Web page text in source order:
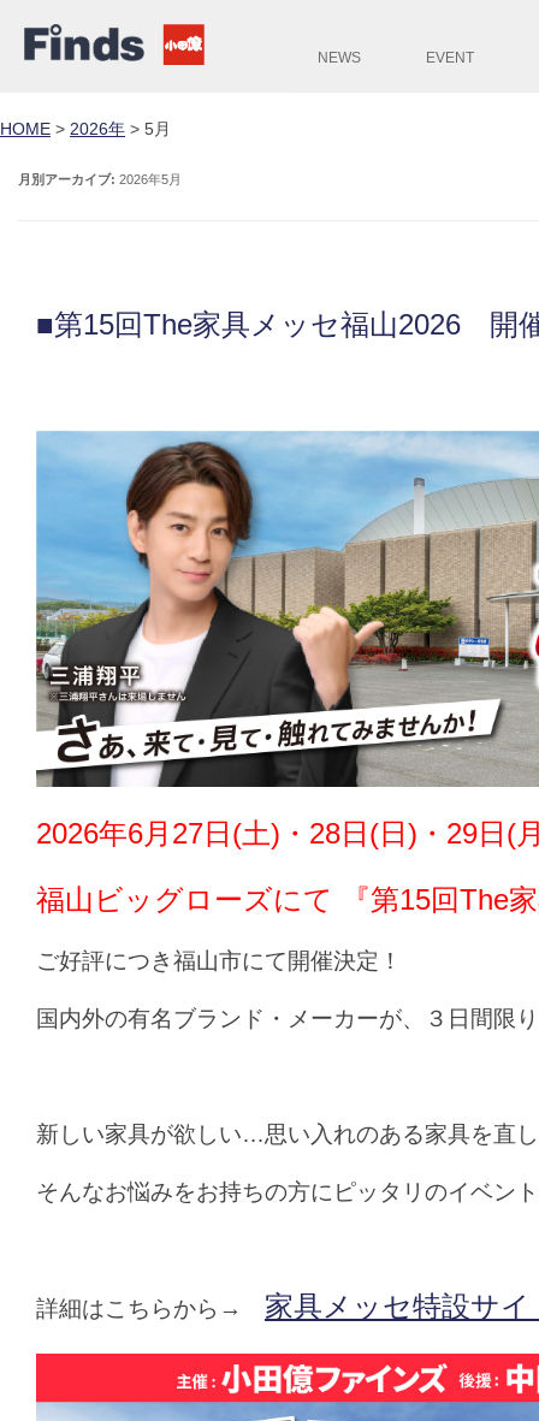
NEWS EVENT
HOME > 2026年 > 5月
月別アーカイブ: 2026年5月
■第15回The家具メッセ福山2026 開
2026年6月27日(土)・28日(日)・29日(
福山ビッグローズにて 『第15回The
ご好評につき福山市にて開催決定！
国内外の有名ブランド・メーカーが、３日間限
新しい家具が欲しい…思い入れのある家具を直
そんなお悩みをお持ちの方にピッタリのイベン
詳細はこちらから→ 家具メッセ特設サイ